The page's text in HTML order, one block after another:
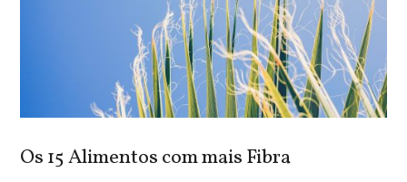
Os 15 Alimentos com mais Fibra